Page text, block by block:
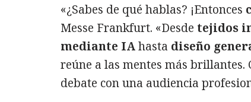
«¿Sabes de qué hablas? ¡Entonces
Messe Frankfurt. «Desde tejidos
mediante IAhasta diseño
reúne a las mentes más
debate con una audiencia